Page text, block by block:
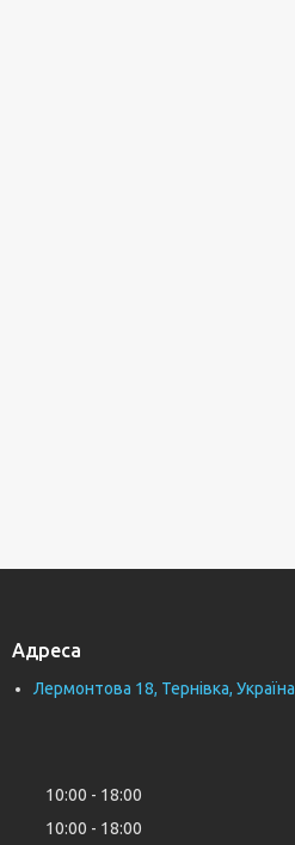
Адреса
Лермонтова 18, Тернівка, Україна
10:00
18:00
10:00
18:00